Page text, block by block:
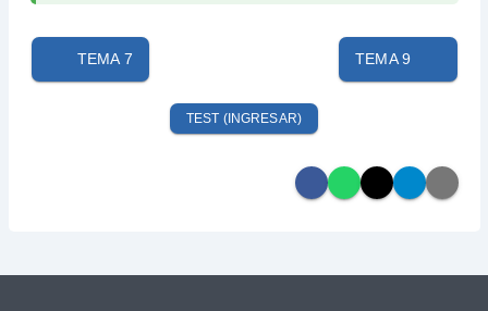
TEMA 7 TEMA 9
TEST (INGRESAR)